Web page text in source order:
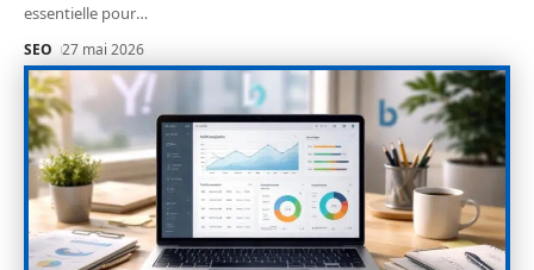
essentielle pour…
SEO 27 mai 2026